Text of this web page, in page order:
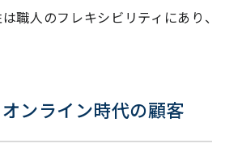
は職人のフレキシビリティにあり、
ンライン時代の顧客